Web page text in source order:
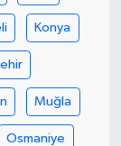
Konya
Muğla
Osmaniye